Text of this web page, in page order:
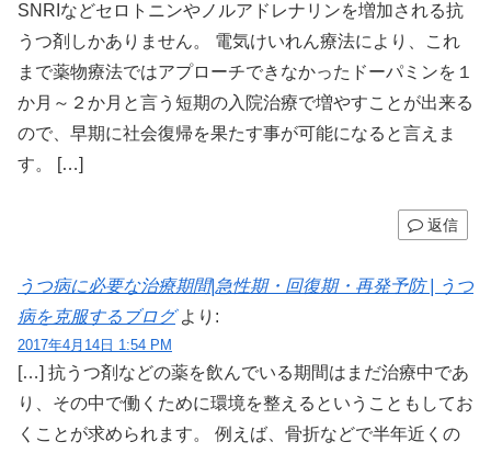
SNRIなどセロトニンやノルアドレナリンを増加される抗
うつ剤しかありません。 電気けいれん療法により、これ
まで薬物療法ではアプローチできなかったドーパミンを１
か月～２か月と言う短期の入院治療で増やすことが出来る
ので、早期に社会復帰を果たす事が可能になると言えま
す。 […]
返信
うつ病に必要な治療期間|急性期・回復期・再発予防 | うつ
病を克服するブログ より:
2017年4月14日 1:54 PM
[…] 抗うつ剤などの薬を飲んでいる期間はまだ治療中であ
り、その中で働くために環境を整えるということもしてお
くことが求められます。 例えば、骨折などで半年近くの